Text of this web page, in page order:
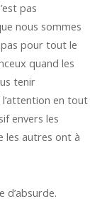
pas
nous sommes
pas pour tout le
quand les
tenir
en tout
envers les
les autres ont à
d’absurde.